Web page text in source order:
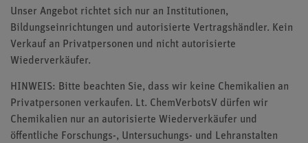
Unser Angebot richtet sich nur an Institutionen,
Bildungseinrichtungen und autorisierte Vertragshändler. Kein
Verkauf an Privatpersonen und nicht autorisierte
Wiederverkäufer.
HINWEIS: Bitte beachten Sie, dass wir keine Chemikalien an
Privatpersonen verkaufen. Lt. ChemVerbotsV dürfen wir
Chemikalien nur an autorisierte Wiederverkäufer und
öffentliche Forschungs-, Untersuchungs- und Lehranstalten